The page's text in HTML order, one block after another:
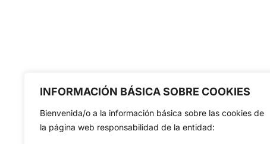
INFORMACIÓN BÁSICA SOBRE COOKIES
Bienvenida/o a la información básica sobre las cookies de
la página web responsabilidad de la entidad: